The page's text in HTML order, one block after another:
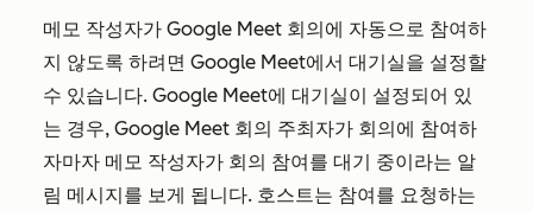
메모 작성자가 Google Meet 회의에 자동으로 참여하
지 않도록 하려면 Google Meet에서 대기실을 설정할
수 있습니다. Google Meet에 대기실이 설정되어 있
는 경우, Google Meet 회의 주최자가 회의에 참여하
자마자 메모 작성자가 회의 참여를 대기 중이라는 알
림 메시지를 보게 됩니다. 호스트는 참여를 요청하는